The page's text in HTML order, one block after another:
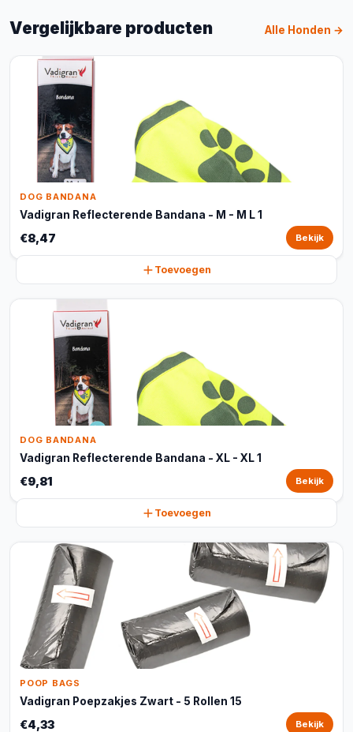
Vergelijkbare producten Alle Honden →
DOG BANDANA
Vadigran Reflecterende Bandana - M - M L 1
€8,47 Bekijk
Toevoegen
DOG BANDANA
Vadigran Reflecterende Bandana - XL - XL 1
€9,81 Bekijk
Toevoegen
POOP BAGS
Vadigran Poepzakjes Zwart - 5 Rollen 15
€4,33 Bekijk